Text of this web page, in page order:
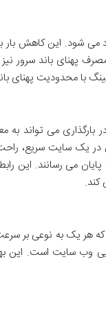
می شود. این کاهش بار
پهنای باند سرور
با محدودیت پهنای
در بارگذاری می تواند
در یک سایت سریع،
می رسانند. این
کند.
یک به نوعی بر سرعت
وب سایت است. این